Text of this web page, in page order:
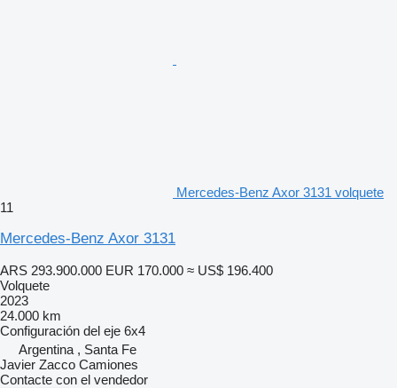
Mercedes-Benz Axor 3131 volquete
11
Mercedes-Benz Axor 3131
ARS 293.900.000 EUR 170.000 ≈ US$ 196.400
Volquete
2023
24.000 km
Configuración del eje 6x4
Argentina , Santa Fe
Javier Zacco Camiones
Contacte con el vendedor